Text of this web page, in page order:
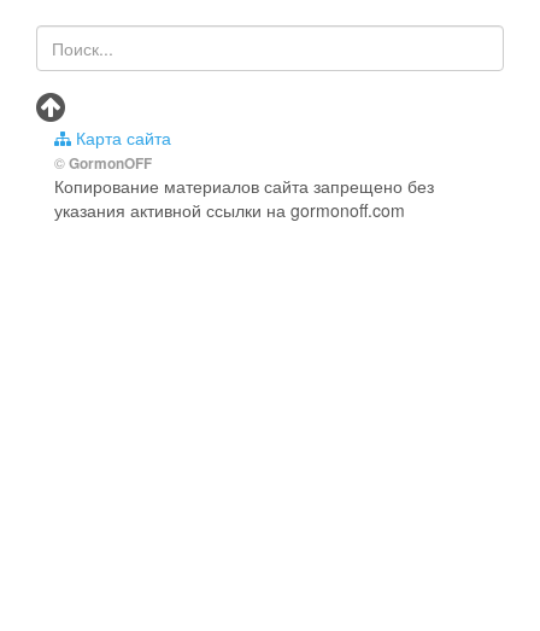
Карта сайта
©GormonOFF
Копирование материалов сайта запрещено без
указания активной ссылки на gormonoff.com